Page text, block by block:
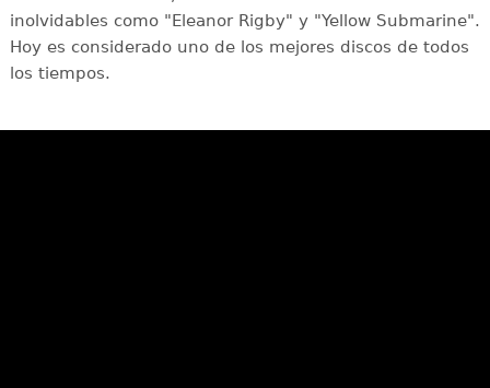
inolvidables como "Eleanor Rigby" y "Yellow Submarine".
Hoy es considerado uno de los mejores discos de todos
los tiempos.